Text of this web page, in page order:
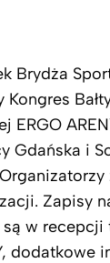
Brydża
Kongres
ERGO
Gdańska i
Zapisy
w recepcji
dodatkowe